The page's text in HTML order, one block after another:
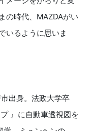
の時代、MAZDAがい
いるように思いま
出身。法政大学卒
』に自動車透視図を